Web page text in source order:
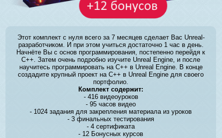
Этот комплект с нуля всего за 7 месяцев сделает Вас Unreal-
разработчиком. И при этом учиться достаточно 1 час в день.
Начнёте Вы с основ программирования, постепенно перейдя к
C++. Затем очень подробно изучите Unreal Engine, и после
научитесь программировать на C++ в Unreal Engine. В конце
создадите крупный проект на C++ в Unreal Engine для своего
портфолио.
Комплект содержит:
- 416 видеоуроков
- 95 часов видео
- 1024 задания для закрепления материала из уроков
- 3 финальных тестирования
- 4 сертификата
- 12 Бонусных курсов